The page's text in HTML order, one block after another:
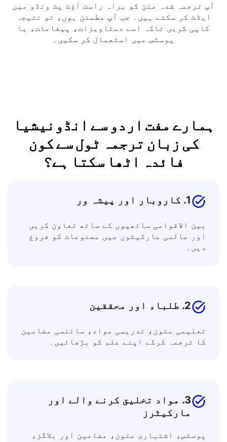
کاپی کریں یا ایڈٹ کریں
آپ ترجمہ شدہ متن کو براہ راست آؤٹ پٹ ونڈو میں
ایڈٹ کر سکتے ہیں۔ جب آپ مطمئن ہوں، تو نتیجہ
ہمارے مفت اردو سے انڈونیشیا
کی زبان ترجمہ ٹول سے کون
1. کاروبار اور پیشہ ور
بین الاقوامی ساتھیوں کے ساتھ تعاون کریں
2. طلباء اور محققین
مارکیٹرز